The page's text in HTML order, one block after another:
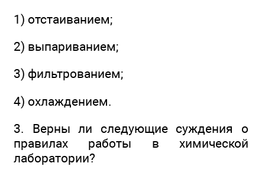
1) отстаиванием;
2) выпариванием;
3) фильтрованием;
4) охлаждением.
3. Верны ли следующие суждения о
правилах работы в химической
лаборатории?